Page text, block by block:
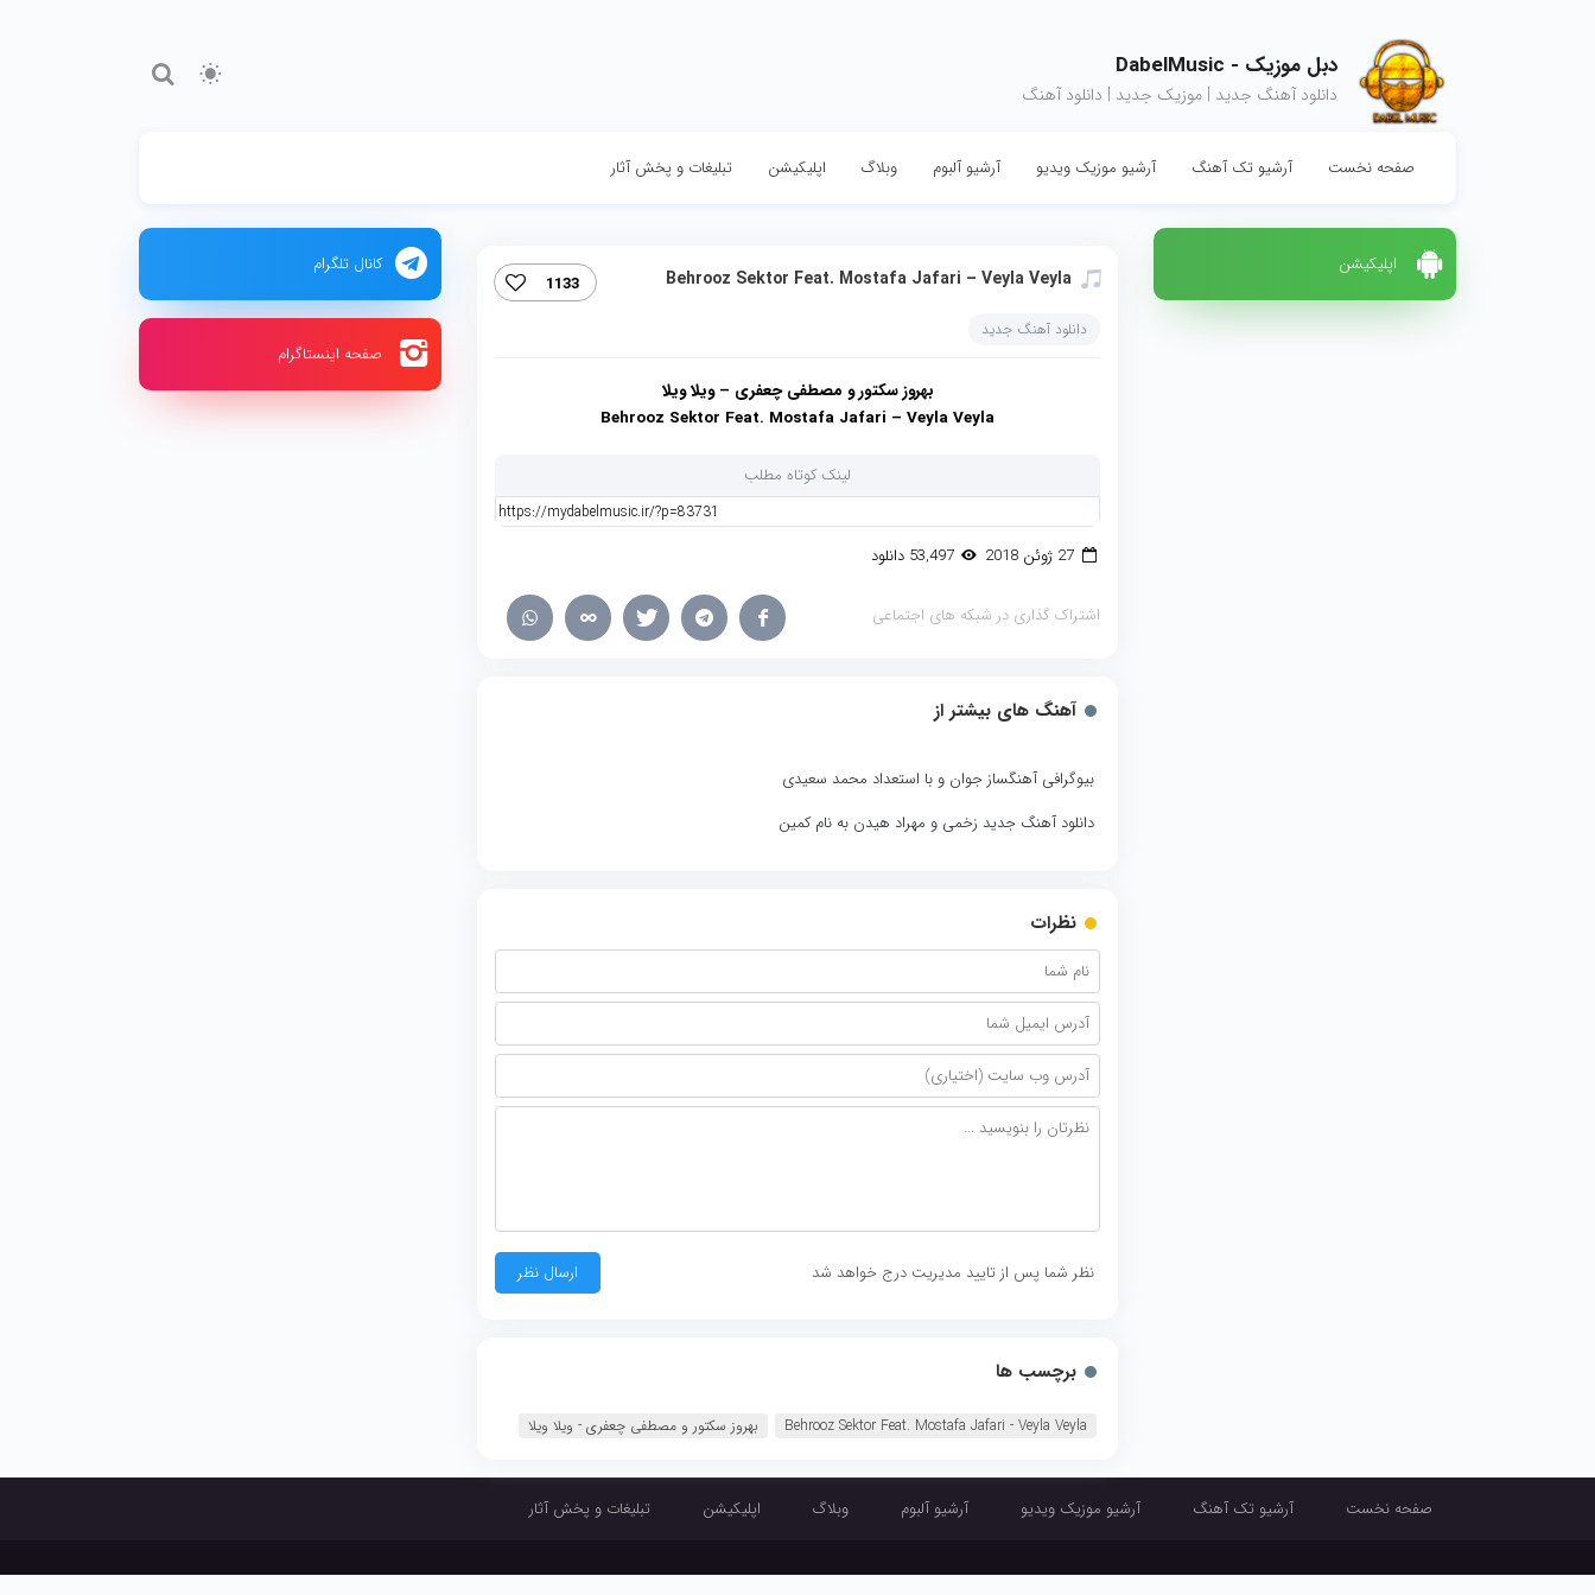
دبل موزیک - DabelMusic
دانلود آهنگ جدید | موزیک جدید | دانلود آهنگ
صفحه نخست آرشیو تک آهنگ آرشیو موزیک ویدیو آرشیو آلبوم وبلاگ اپلیکیشن تبلیغات و پخش آثار
اپلیکیشن
Behrooz Sektor Feat. Mostafa Jafari – Veyla Veyla
1133
دانلود آهنگ جدید
بهروز سکتور و مصطفی چعفری – ویلا ویلا
Behrooz Sektor Feat. Mostafa Jafari – Veyla Veyla
لینک کوتاه مطلب
27 ژوئن 2018 53,497 دانلود
اشتراک گذاری در شبکه های اجتماعی
آهنگ های بیشتر از
بیوگرافی آهنگساز جوان و با استعداد محمد سعیدی
دانلود آهنگ جدید زخمی و مهراد هیدن به نام کمین
نظرات
نظر شما پس از تایید مدیریت درج خواهد شد
برچسب ها
Behrooz Sektor Feat. Mostafa Jafari - Veyla Veyla بهروز سکتور و مصطفی چعفری - ویلا ویلا
کانال تلگرام
صفحه اینستاگرام
صفحه نخست آرشیو تک آهنگ آرشیو موزیک ویدیو آرشیو آلبوم وبلاگ اپلیکیشن تبلیغات و پخش آثار